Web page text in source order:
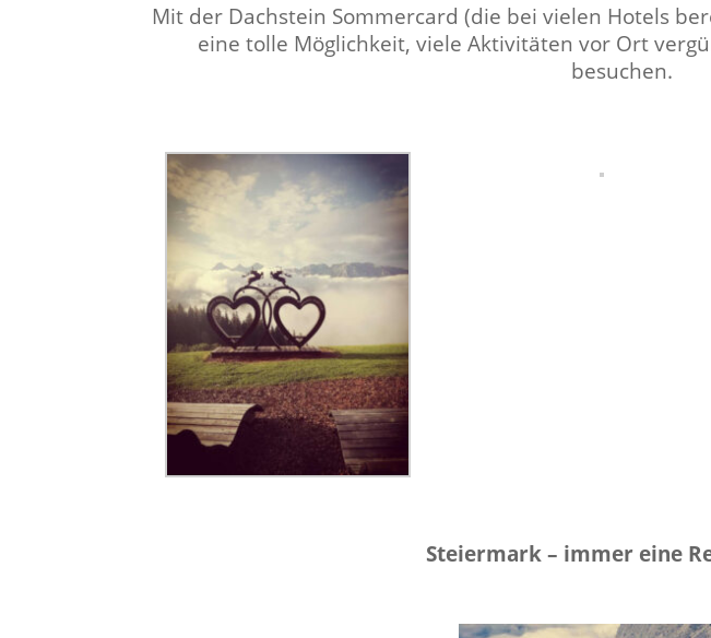
Mit der Dachstein Som­mer­card (die bei vie­len Hotels
eine tolle Möglichkeit, viele Aktiv­itäten vor Ort
besuchen.
Steier­mark – immer eine